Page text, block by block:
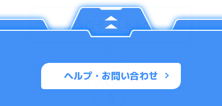
ようこそ ALICEへ_
ヘルプ・お問い合わせ